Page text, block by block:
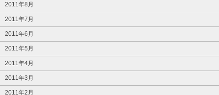
2011年8月
2011年7月
2011年6月
2011年5月
2011年4月
2011年3月
2011年2月